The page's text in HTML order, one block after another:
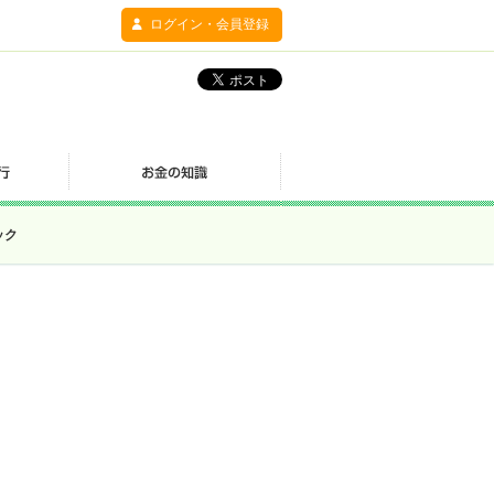
ログイン・会員登録
ク